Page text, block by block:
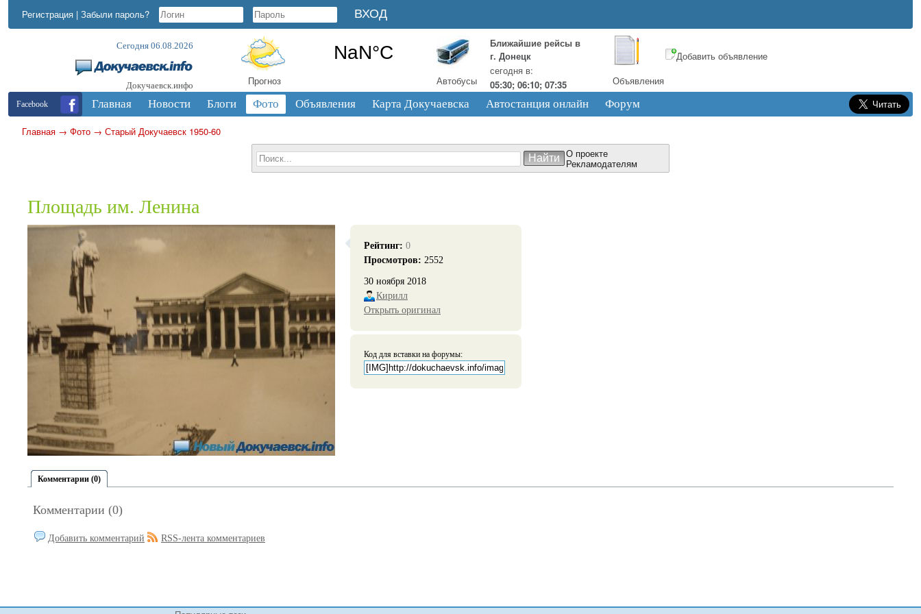
Регистрация | Забыли пароль?
Сегодня 06.08.2026
Докучаевск.инфо Прогноз Автобусы
Ближайшие рейсы в
г. Донецк
сегодня в:
05:30; 06:10; 07:35
Объявления
Добавить объявление
Facebook Главная Новости Блоги Фото Объявления Карта Докучаевска Автостанция онлайн Форум
Главная → Фото → Старый Докучаевск 1950-60
О проекте
Рекламодателям
Площадь им. Ленина
Рейтинг: 0
Просмотров: 2552
30 ноября 2018
Кирилл
Открыть оригинал
Код для вставки на форумы:
Комментарии (0)
Комментарии (0)
Добавить комментарий RSS-лента комментариев